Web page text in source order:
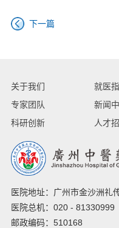
下一篇
关于我们 就医
专家团队
新闻
科研创新
人才
医院地址：广州市金沙洲礼
医院总机：020 - 81330999
邮政编码：510168